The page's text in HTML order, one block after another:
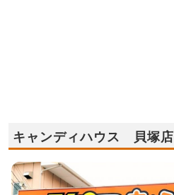
キャンディハウス 貝塚店